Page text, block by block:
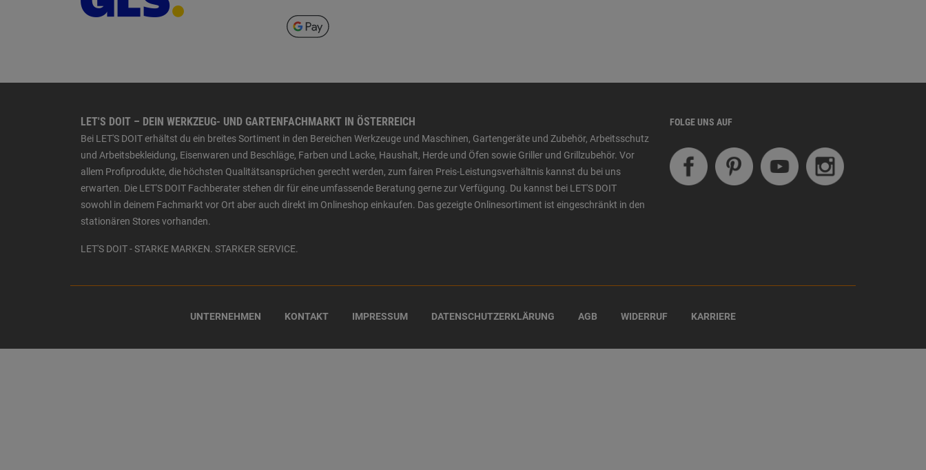
LET'S DOIT – DEIN WERKZEUG- UND GARTENFACHMARKT IN ÖSTERREICH
Bei LET'S DOIT erhältst du ein breites Sortiment in den Bereichen Werkzeuge und Maschinen, Gartengeräte und Zubehör, Arbeitsschutz
und Arbeitsbekleidung, Eisenwaren und Beschläge, Farben und Lacke, Haushalt, Herde und Öfen sowie Griller und Grillzubehör. Vor
allem Profiprodukte, die höchsten Qualitätsansprüchen gerecht werden, zum fairen Preis-Leistungsverhältnis kannst du bei uns
erwarten. Die LET'S DOIT Fachberater stehen dir für eine umfassende Beratung gerne zur Verfügung. Du kannst bei LET'S DOIT
sowohl in deinem Fachmarkt vor Ort aber auch direkt im Onlineshop einkaufen. Das gezeigte Onlinesortiment ist eingeschränkt in den
stationären Stores vorhanden.
LET'S DOIT - STARKE MARKEN. STARKER SERVICE.
FOLGE UNS AUF
UNTERNEHMEN KONTAKT IMPRESSUM DATENSCHUTZERKLÄRUNG AGB WIDERRUF KARRIERE